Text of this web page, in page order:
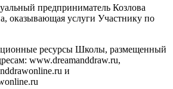
предприниматель Козлова
оказывающая услуги Участнику по
ресурсы Школы, размещенный
www.dreamanddraw.ru,
и